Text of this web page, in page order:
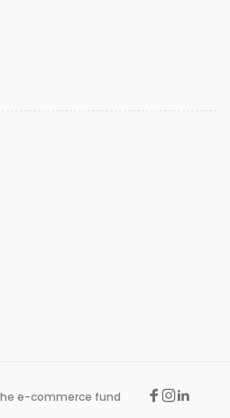
e-commerce fund Facebook